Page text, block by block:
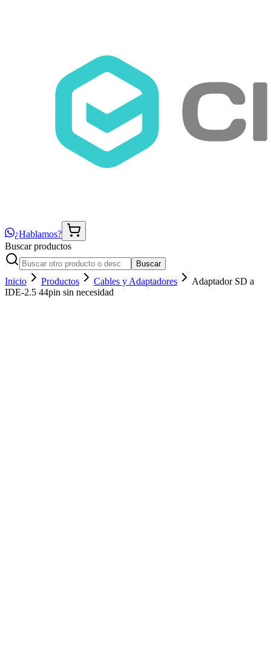
¿Hablamos?
Buscar productos
Buscar
Inicio Productos Cables y Adaptadores
Adaptador SD a
IDE-2.5 44pin sin necesidad